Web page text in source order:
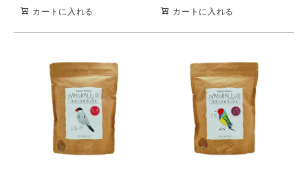
カートに入れる
カートに入れる